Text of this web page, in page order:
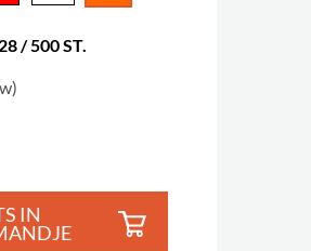
/ 500 ST.
IN